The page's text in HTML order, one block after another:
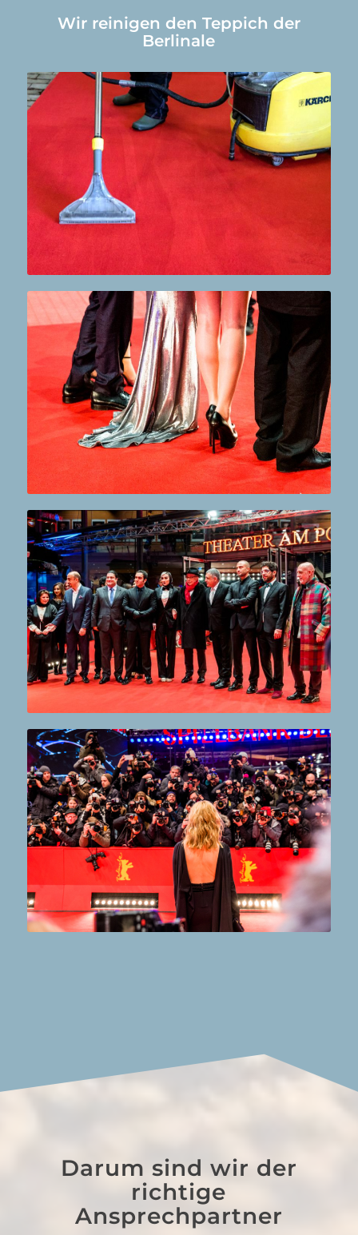
Wir reinigen den Teppich der
Berlinale
Darum sind wir der
richtige
Ansprechpartner